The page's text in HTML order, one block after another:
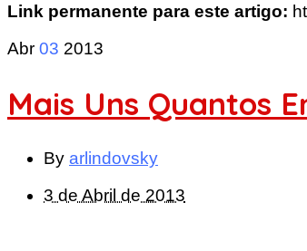
Link permanente para este artigo:
Abr 03 2013
Mais Uns Quantos
By arlindovsky
3 de Abril de 2013